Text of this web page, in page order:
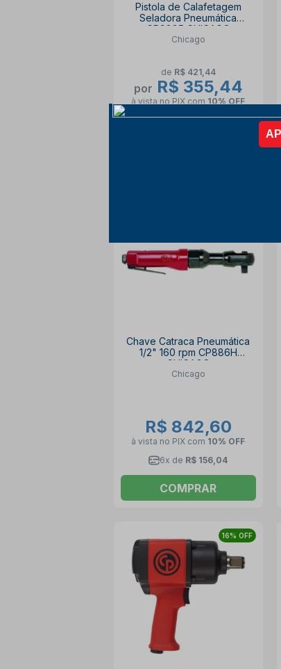
Pistola de Calafetagem
Seladora Pneumática
CP9885 CHICAGO
Chicago
de R$ 421,44
por R$ 355,44
à vista no PIX com 10% OFF
6x deR$ 65,82
Chave Catraca Pneumática
1/2" 160 rpm CP886H
CHICAGO
Chicago
R$ 842,60
à vista no PIX com 10% OFF
6x de R$ 156,04
COMPRAR
16% OFF